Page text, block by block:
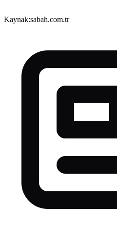
Kaynak:sabah.com.tr